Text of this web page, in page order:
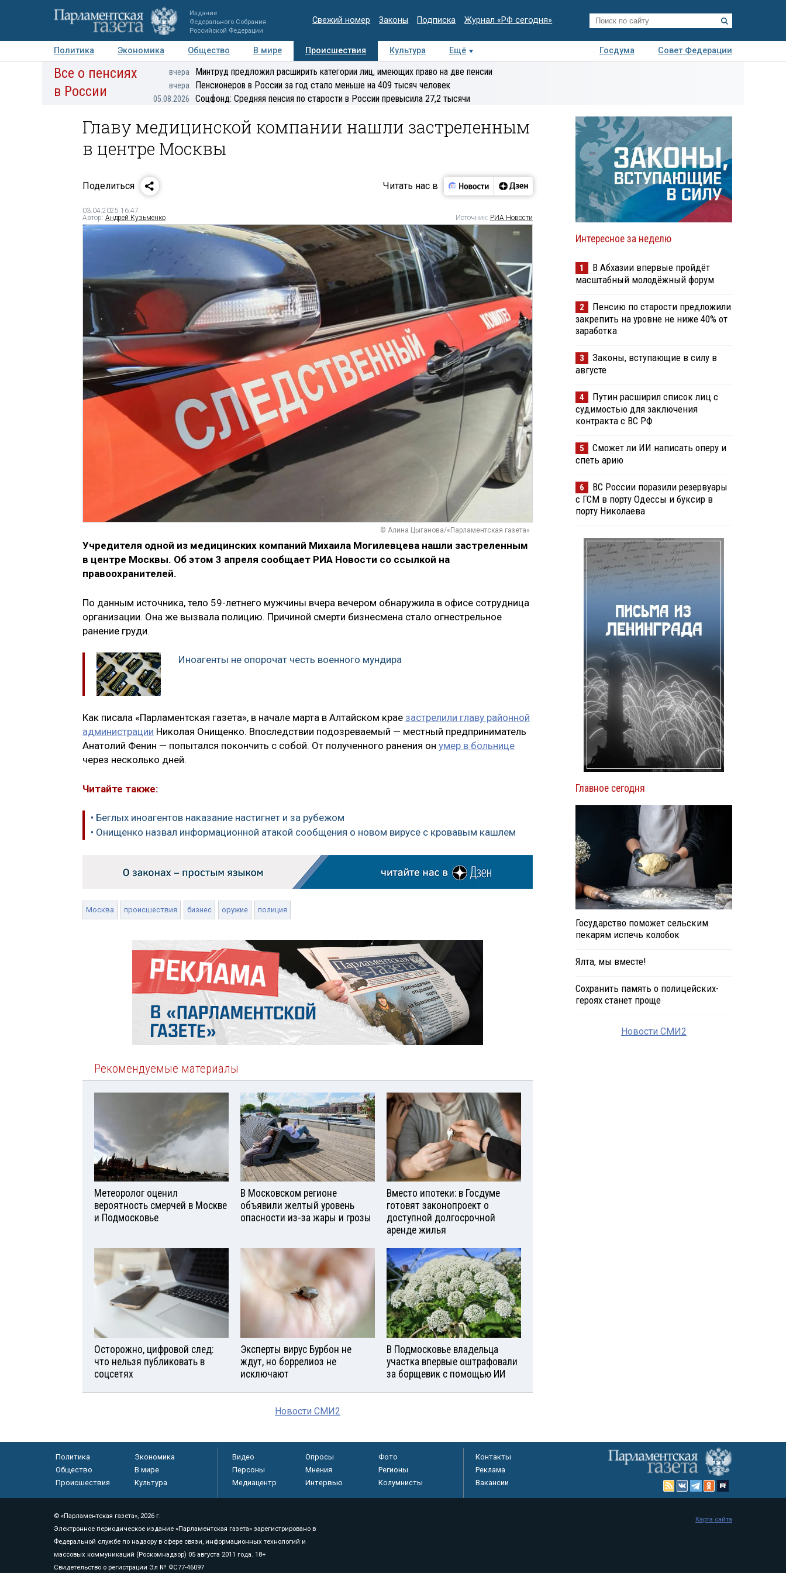
Издание
Федерального Собрания
Российской Федерации
Свежий номер Законы Подписка Журнал «РФ сегодня»
Политика Экономика Общество В мире Происшествия Культура Ещё Госдума
Совет Федерации
Авторы Персоны Мнения Регионы Медиацентр Интервью Колумнисты
Деловая
Все о пенсиях
в России
вчера Минтруд предложил расширить категории лиц, имеющих право на две пенсии
вчера Пенсионеров в России за год стало меньше на 409 тысяч человек
05.08.2026 Соцфонд: Средняя пенсия по старости в России превысила 27,2 тысячи
Главу медицинской компании нашли застреленным
в центре Москвы
Поделиться Читать нас в
03.04.2025 16:47
Автор: Андрей Кузьменко Источник: РИА Новости
© Алина Цыганова/«Парламентская газета»
Учредителя одной из медицинских компаний Михаила Могилевцева нашли застреленным
в центре Москвы. Об этом 3 апреля сообщает РИА Новости со ссылкой на
правоохранителей.
По данным источника, тело 59-летнего мужчины вчера вечером обнаружила в офисе сотрудница
организации. Она же вызвала полицию. Причиной смерти бизнесмена стало огнестрельное
ранение груди.
Иноагенты не опорочат честь военного мундира
Как писала «Парламентская газета», в начале марта в Алтайском крае застрелили главу районной
администрации Николая Онищенко. Впоследствии подозреваемый — местный предприниматель
Анатолий Фенин — попытался покончить с собой. От полученного ранения он умер в больнице
через несколько дней.
Читайте также:
• Беглых иноагентов наказание настигнет и за рубежом
• Онищенко назвал информационной атакой сообщения о новом вирусе с кровавым кашлем
Москва происшествия бизнес оружие полиция
Рекомендуемые материалы
Метеоролог оценил
вероятность смерчей в Москве
и Подмосковье
В Московском регионе
объявили желтый уровень
опасности из-за жары и грозы
Вместо ипотеки: в Госдуме
готовят законопроект о
доступной долгосрочной
аренде жилья
Осторожно, цифровой след:
что нельзя публиковать в
соцсетях
Эксперты вирус Бурбон не
ждут, но боррелиоз не
исключают
В Подмосковье владельца
участка впервые оштрафовали
за борщевик с помощью ИИ
Новости СМИ2
Интересное за неделю
1
В Абхазии впервые пройдёт
масштабный молодёжный форум
2
Пенсию по старости предложили
закрепить на уровне не ниже 40% от
заработка
3
Законы, вступающие в силу в
августе
4
Путин расширил список лиц с
судимостью для заключения
контракта с ВС РФ
5
Сможет ли ИИ написать оперу и
спеть арию
6
ВС России поразили резервуары
с ГСМ в порту Одессы и буксир в
порту Николаева
Главное сегодня
Государство поможет сельским
пекарям испечь колобок
Ялта, мы вместе!
Сохранить память о полицейских-
героях станет проще
Новости СМИ2
Политика
Экономика
Общество
В мире
Происшествия
Культура
Видео Опросы
Фото
Персоны
Мнения
Регионы
Медиацентр
Интервью Колумнисты
Контакты
Реклама
Вакансии
© «Парламентская газета», 2026 г.
Электронное периодическое издание «Парламентская газета» зарегистрировано в
Федеральной службе по надзору в сфере связи, информационных технологий и
массовых коммуникаций (Роскомнадзор) 05 августа 2011 года. 18+
Свидетельство о регистрации Эл № ФС77-46097
Карта сайта